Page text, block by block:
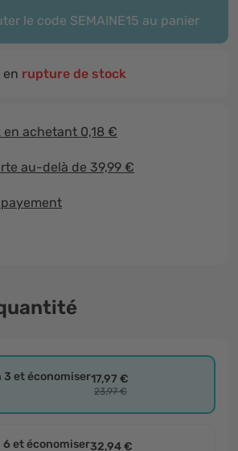
le code SEMAINE15 au panier
en rupture de stock
en achetant 0,18 €
au-delà de 39,99 €
et économiser17,97 €
23,97 €
et économiser32,94 €